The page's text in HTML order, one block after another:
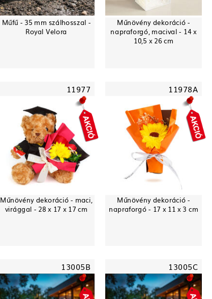
Műfű - 35 mm szálhosszal -
Royal Velora
Műnövény dekoráció -
napraforgó, macival - 14 x
10,5 x 26 cm
11977
Műnövény dekoráció - maci,
virággal - 28 x 17 x 17 cm
11978A
Műnövény dekoráció -
napraforgó - 17 x 11 x 3 cm
13005B 13005C